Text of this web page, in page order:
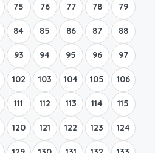
75 76 77 78 79
84 85 86 87 88
93 94 95 96 97
102 103 104 105 106
111 112 113 114 115
120 121 122 123 124